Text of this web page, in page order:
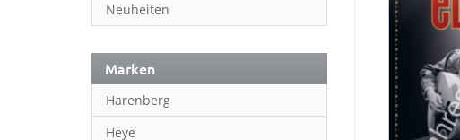
Neuheiten
Marken
Harenberg
Heye